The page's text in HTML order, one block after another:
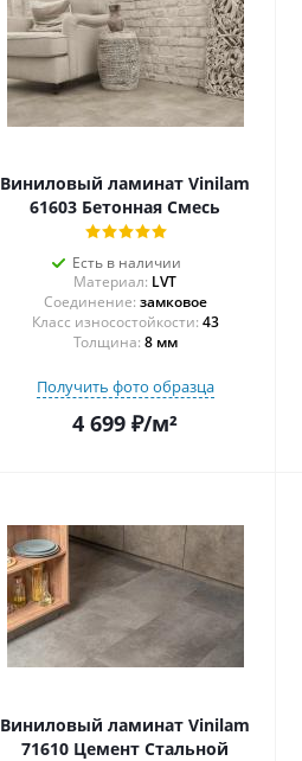
Виниловый ламинат Vinilam
61603 Бетонная Смесь
Есть в наличии
Материал: LVT
Соединение: замковое
43
Толщина: 8 мм
Получить фото образца
4 699 ₽/м²
Виниловый ламинат Vinilam
71610 Цемент Стальной